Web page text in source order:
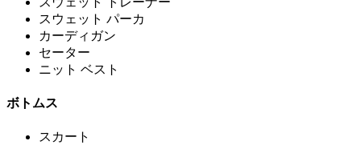
スウェット パーカ
カーディガン
セーター
ニット ベスト
ボトムス
スカート